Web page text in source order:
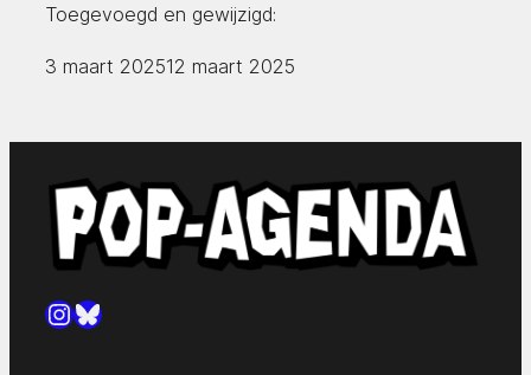
Toegevoegd en gewijzigd:
3 maart 202512 maart 2025
Instagram
Bluesky